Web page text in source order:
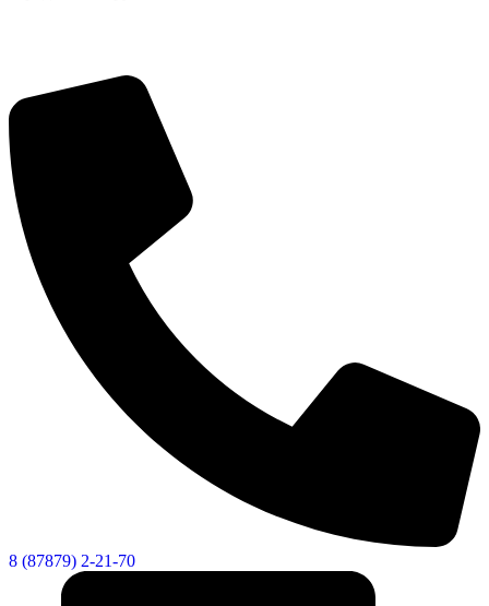
8 (87879) 2-21-70